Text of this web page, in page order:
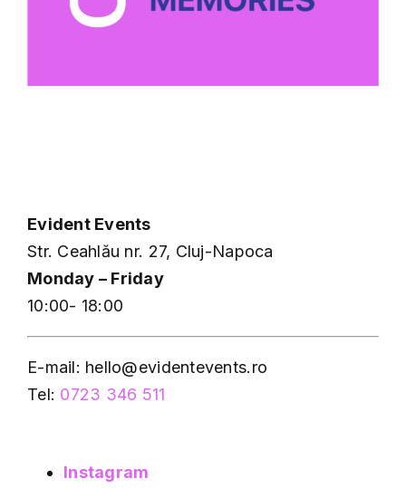
Evident Events
Str. Ceahlău nr. 27, Cluj-Napoca
Monday – Friday
10:00- 18:00
E-mail: hello@evidentevents.ro
Tel: 0723 346 511
Instagram